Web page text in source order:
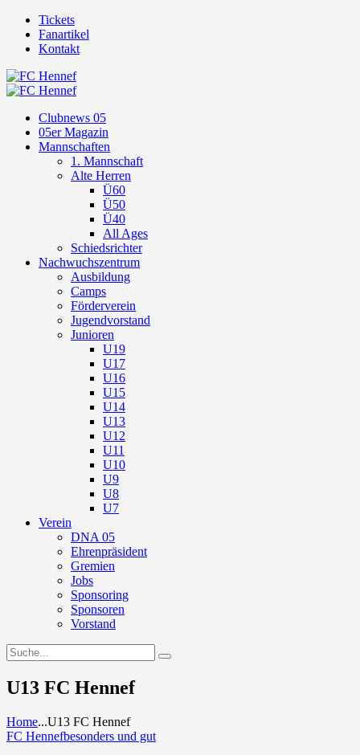
Tickets
Fanartikel
Kontakt
Clubnews 05
05er Magazin
Mannschaften
1. Mannschaft
Alte Herren
Ü60
Ü50
Ü40
All Ages
Schiedsrichter
Nachwuchszentrum
Ausbildung
Camps
Förderverein
Jugendvorstand
Junioren
U19
U17
U16
U15
U14
U13
U12
U11
U10
U9
U8
U7
Verein
DNA 05
Ehrenpräsident
Gremien
Jobs
Sponsoring
Sponsoren
Vorstand
U13 FC Hennef
Home...U13 FC Hennef
FC Hennefbesonders und gut